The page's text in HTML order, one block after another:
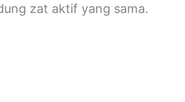
zat aktif yang sama.